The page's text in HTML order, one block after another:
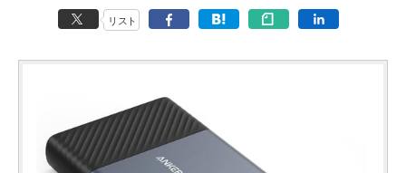
リスト